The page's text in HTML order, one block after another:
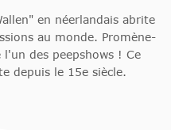
en néerlandais abrite
au monde. Promène-
des peepshows ! Ce
depuis le 15e siècle.